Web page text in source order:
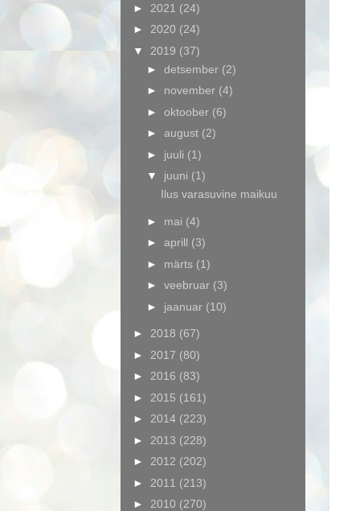
► 2021 (24)
► 2020 (24)
▼ 2019 (37)
► detsember (2)
► november (4)
► oktoober (6)
► august (2)
► juuli (1)
▼ juuni (1)
Ilus varasuvine maikuu
► mai (4)
► aprill (3)
► märts (1)
► veebruar (3)
► jaanuar (10)
► 2018 (67)
► 2017 (80)
► 2016 (83)
► 2015 (161)
► 2014 (223)
► 2013 (228)
► 2012 (202)
► 2011 (213)
► 2010 (270)